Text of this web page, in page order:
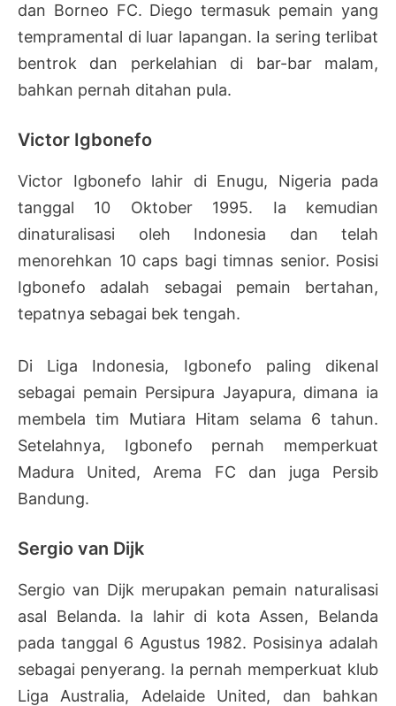
dan Borneo FC. Diego termasuk pemain yang
tempramental di luar lapangan. Ia sering terlibat
bentrok dan perkelahian di bar-bar malam,
bahkan pernah ditahan pula.
Victor Igbonefo
Victor Igbonefo lahir di Enugu, Nigeria pada
tanggal 10 Oktober 1995. Ia kemudian
dinaturalisasi oleh Indonesia dan telah
menorehkan 10 caps bagi timnas senior. Posisi
Igbonefo adalah sebagai pemain bertahan,
tepatnya sebagai bek tengah.
Di Liga Indonesia, Igbonefo paling dikenal
sebagai pemain Persipura Jayapura, dimana ia
membela tim Mutiara Hitam selama 6 tahun.
Setelahnya, Igbonefo pernah memperkuat
Madura United, Arema FC dan juga Persib
Bandung.
Sergio van Dijk
Sergio van Dijk merupakan pemain naturalisasi
asal Belanda. Ia lahir di kota Assen, Belanda
pada tanggal 6 Agustus 1982. Posisinya adalah
sebagai penyerang. Ia pernah memperkuat klub
Liga Australia, Adelaide United, dan bahkan